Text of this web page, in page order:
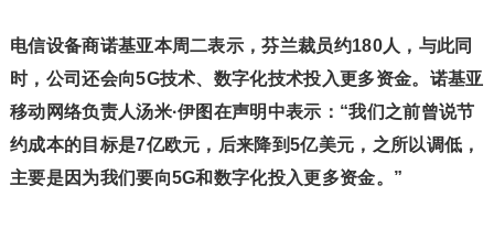
电信设备商诺基亚本周二表示，芬兰裁员约180人，与此同
时，公司还会向5G技术、数字化技术投入更多资金。诺基亚
移动网络负责人汤米·伊图在声明中表示：“我们之前曾说节
约成本的目标是7亿欧元，后来降到5亿美元，之所以调低，
主要是因为我们要向5G和数字化投入更多资金。”